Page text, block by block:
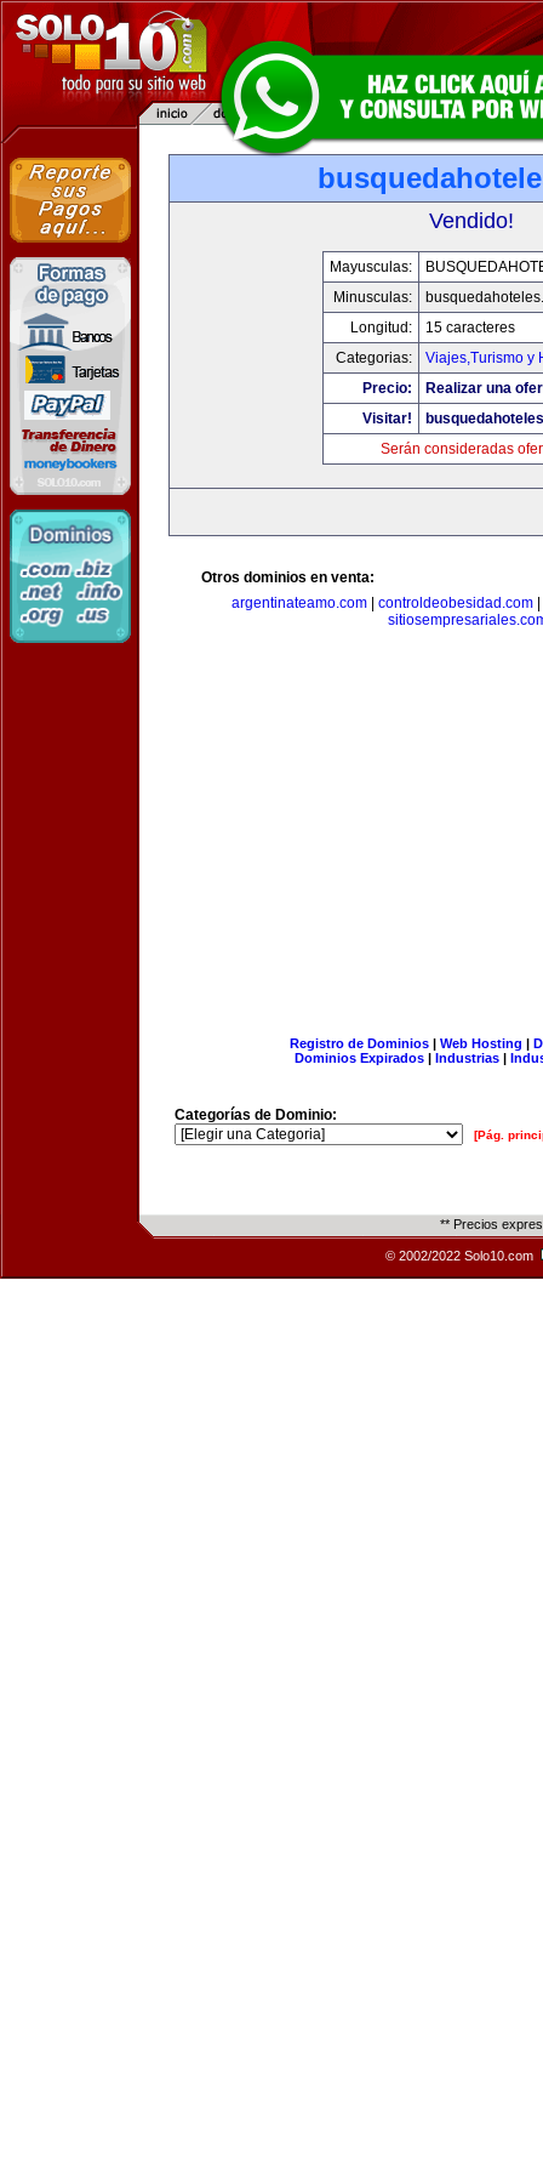
Vendido!
Mayusculas:
Minusculas:
Longitud:
15 caracteres
Categorias:
Viajes,Turismo y
Precio:
Realizar una
Visitar!
Serán consideradas
Otros dominios en venta:
argentinateamo.com| controldeobesidad.com|
Registro de Dominios| Web Hosting |
Dominios Expirados | Industrias |
Categorías de Dominio:
[Pág.
** Precios
© 2002/2022 Solo10.com